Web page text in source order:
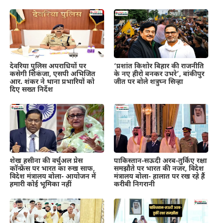
देवरिया पुलिस अपराधियों पर
कसेगी शिकंजा, एसपी अभिजित
आर. शंकर ने थाना प्रभारियों को
दिए सख्त निर्देश
‘प्रशांत किशोर बिहार की राजनीति
के नए हीरो बनकर उभरे’, बांकीपुर
जीत पर बोले शत्रुघ्न सिन्हा
शेख हसीना की वर्चुअल प्रेस
कॉन्फ्रेंस पर भारत का रुख साफ,
विदेश मंत्रालय बोला- आयोजन में
हमारी कोई भूमिका नहीं
पाकिस्तान-सऊदी अरब-तुर्किए रक्षा
समझौते पर भारत की नजर, विदेश
मंत्रालय बोला- हालात पर रख रहे हैं
करीबी निगरानी